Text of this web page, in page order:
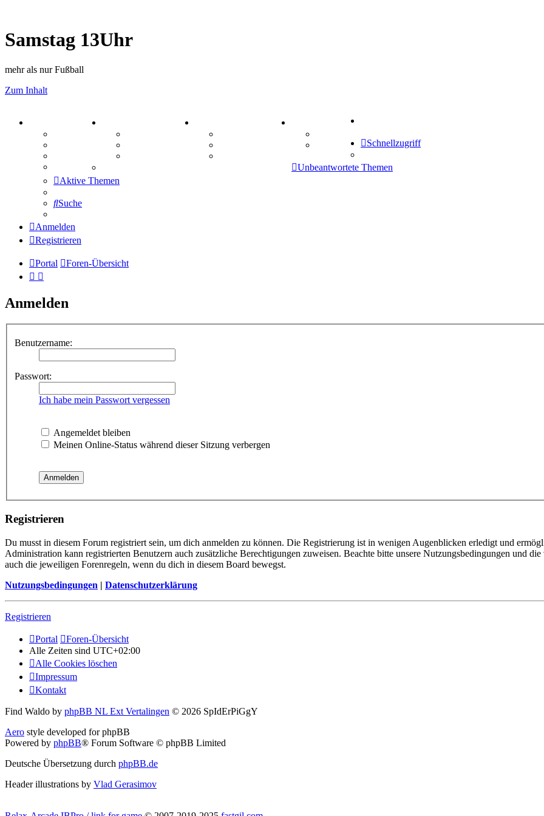
Samstag 13Uhr
mehr als nur Fußball
Zum Inhalt
Mastodon
Comunio
Schnellzugriff
Unbeantwortete Themen
Aktive Themen
Suche
Anmelden
Registrieren
Portal Foren-Übersicht
Anmelden
Benutzername:
Passwort:
Ich habe mein Passwort vergessen
Angemeldet bleiben
Meinen Online-Status während dieser Sitzung verbergen
Registrieren
Du musst in diesem Forum registriert sein, um dich anmelden zu können. Die Registrierung ist in wenigen Augenblicken erledigt und
Administration kann registrierten Benutzern auch zusätzliche Berechtigungen zuweisen. Beachte bitte unsere Nutzungsbedingungen und
auch die jeweiligen Forenregeln, wenn du dich in diesem Board bewegst.
Nutzungsbedingungen | Datenschutzerklärung
Registrieren
Portal
Foren-Übersicht
Alle Zeiten sind UTC+02:00
Alle Cookies löschen
Impressum
Kontakt
Find Waldo by phpBB NL Ext Vertalingen © 2026 SpIdErPiGgY
Aero style developed for phpBB
Powered by phpBB® Forum Software © phpBB Limited
Deutsche Übersetzung durch phpBB.de
Header illustrations by Vlad Gerasimov